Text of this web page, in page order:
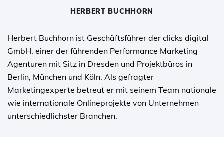
HERBERT BUCHHORN
Herbert Buchhorn ist Geschäftsführer der clicks digital
GmbH, einer der führenden Performance Marketing
Agenturen mit Sitz in Dresden und Projektbüros in
Berlin, München und Köln. Als gefragter
Marketingexperte betreut er mit seinem Team nationale
wie internationale Onlineprojekte von Unternehmen
unterschiedlichster Branchen.